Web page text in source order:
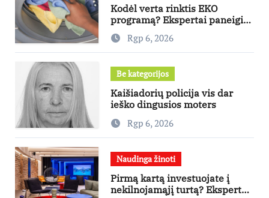
Kodėl verta rinktis EKO
programą? Ekspertai paneigia
dažniausius mitus
Rgp 6, 2026
Be kategorijos
Kaišiadorių policija vis dar
ieško dingusios moters
Rgp 6, 2026
Naudinga žinoti
Pirmą kartą investuojate į
nekilnojamąjį turtą? Ekspertas